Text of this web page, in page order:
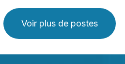
Voir plus de postes